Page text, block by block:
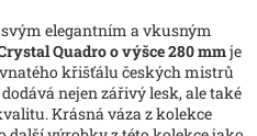
elegantním a vkusným
Quadro o výšce 280 mmje
křišťálu českých mistrů
nejen zářivý lesk, ale také
Krásná váza z kolekce